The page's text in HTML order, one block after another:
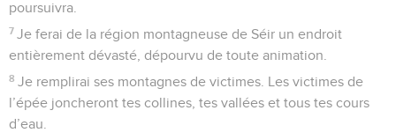
poursuivra.
7 Je ferai de la région montagneuse de Séir un endroit
entièrement dévasté, dépourvu de toute animation.
8 Je remplirai ses montagnes de victimes. Les victimes de
l’épée joncheront tes collines, tes vallées et tous tes cours
d’eau.